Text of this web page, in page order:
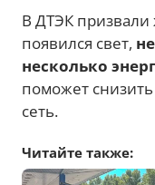
В ДТЭК призвали
появился свет,
несколько
поможет
сеть.
Читайте также: